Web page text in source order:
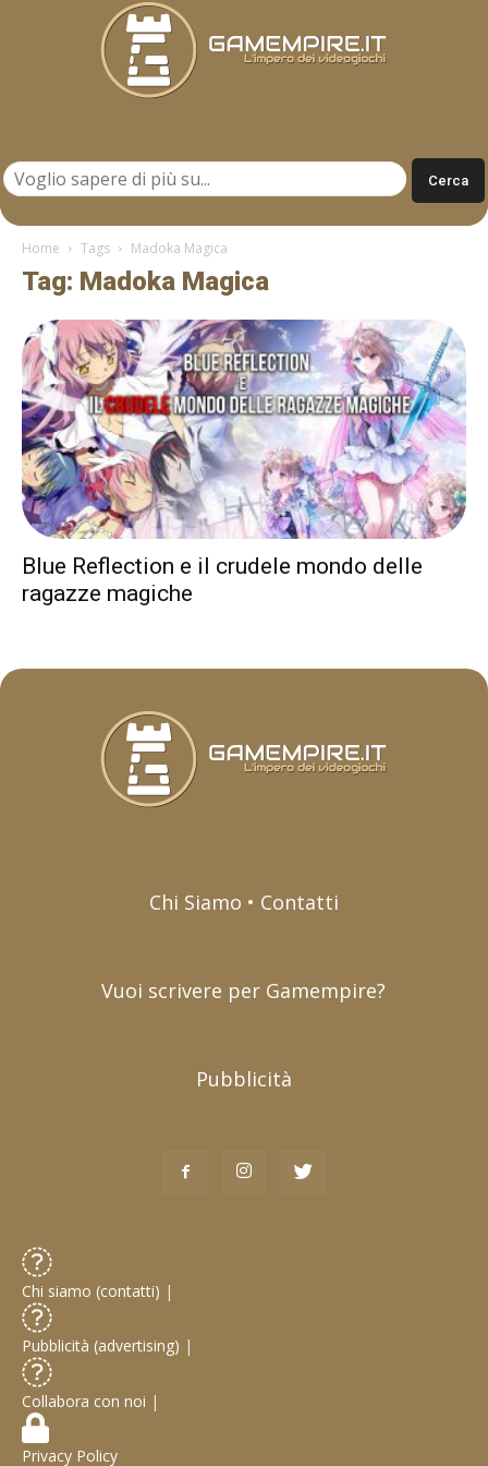
Home Tags Madoka Magica
Tag: Madoka Magica
Blue Reflection e il crudele mondo delle
ragazze magiche
Chi Siamo • Contatti
Vuoi scrivere per Gamempire?
Pubblicità
Chi siamo (contatti) |
Pubblicità (advertising) |
Collabora con noi |
Privacy Policy